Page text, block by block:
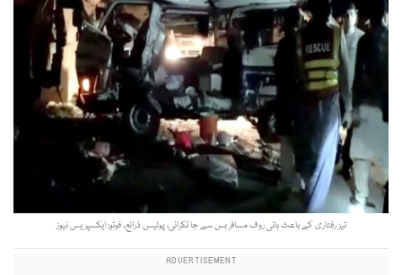
تیز رفتاری کے باعث ہائی روف مسافر بس سے جا ٹکرائی، پولیس ذرائع۔ فوٹو: ایکسپریس نیوز